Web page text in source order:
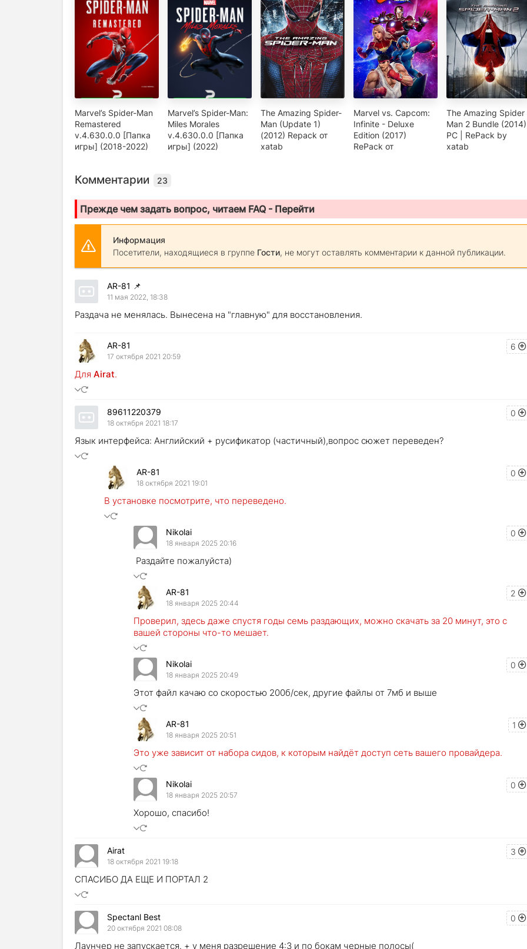
Marvel’s Spider-Man
Remastered
v.4.630.0.0 [Папка
игры] (2018-2022)
Marvel’s Spider-Man:
Miles Morales
v.4.630.0.0 [Папка
игры] (2022)
The Amazing Spider-
Man (Update 1)
(2012) Repack от
xatab
Marvel vs. Capcom:
Infinite - Deluxe
Edition (2017)
RePack от
The Amazing Spider
Man 2 Bundle (2014)
РС | RePack by
xatab
Комментарии 23
Прежде чем задать вопрос, читаем FAQ - Перейти
Информация
Посетители, находящиеся в группе Гости, не могут оставлять комментарии к данной публикации.
AR-81 📌
11 мая 2022, 18:38
Раздача не менялась. Вынесена на "главную" для восстановления.
6
AR-81
17 октября 2021 20:59
Для Airat.
0
89611220379
18 октября 2021 18:17
Язык интерфейса: Английский + русификатор (частичный),вопрос сюжет переведен?
0
AR-81
18 октября 2021 19:01
В установке посмотрите, что переведено.
0
Nikolai
18 января 2025 20:16
Раздайте пожалуйста)
2
AR-81
18 января 2025 20:44
Проверил, здесь даже спустя годы семь раздающих, можно скачать за 20 минут, это с
вашей стороны что-то мешает.
0
Nikolai
18 января 2025 20:49
Этот файл качаю со скоростью 200б/сек, другие файлы от 7мб и выше
1
AR-81
18 января 2025 20:51
Это уже зависит от набора сидов, к которым найдёт доступ сеть вашего провайдера.
0
Nikolai
18 января 2025 20:57
Хорошо, спасибо!
3
Airat
18 октября 2021 19:18
СПАСИБО ДА ЕЩЕ И ПОРТАЛ 2
0
Spectanl Best
20 октября 2021 08:08
Лаунчер не запускается. + у меня разрешение 4:3 и по бокам черные полосы(